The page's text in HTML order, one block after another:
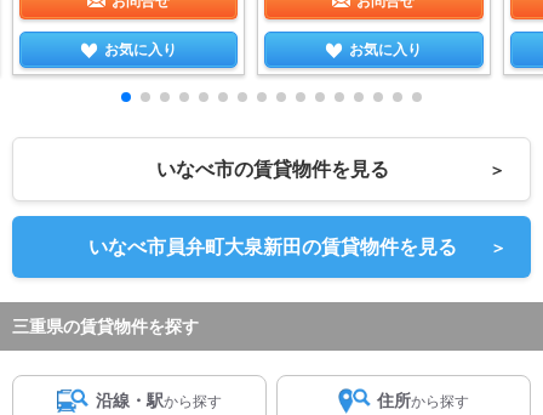
お気に入り お気に入り
いなべ市の賃貸物件を見る ＞
いなべ市員弁町大泉新田の賃貸物件を見る ＞
三重県の賃貸物件を探す
沿線・駅から探す 住所から探す